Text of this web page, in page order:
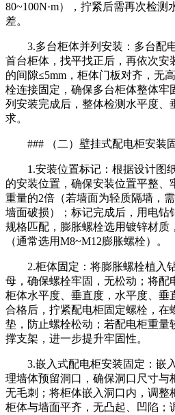
80~100N·m），拧紧后需再次检
差。
3.多台柜体并列安装：多台配
首台柜体，找平找正后，再依次安
的间隙≤5mm，柜体门板对齐，无
栓连接固定，确保多台柜体整体牢
列安装完成后，整体检测水平度、
求。
### （二）壁挂式配电柜安装
1.安装位置标记：根据设计图
的安装位置，确保安装位置平整、
重量的2倍（若墙面为轻质隔墙，
墙面破损）；标记完成后，用电钻
规格匹配，膨胀螺栓选用镀锌材质
（通常选用M8~M12膨胀螺栓）。
2.柜体固定：将膨胀螺栓植入
母，确保螺栓牢固，无松动；将配
柜体水平度、垂直度，水平度、垂
合格后，拧紧配电柜固定螺栓，在
垫，防止螺栓松动；若配电柜重量
撑支架，进一步提升牢固性。
3.嵌入式配电柜安装固定：嵌
理墙体预留洞口，确保洞口尺寸与
无毛刺；将柜体嵌入洞口内，调整
柜体与墙面平齐，无凸起、凹陷；